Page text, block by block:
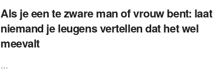
Als je een te zware man of vrouw bent: laat
niemand je leugens vertellen dat het wel
meevalt
...